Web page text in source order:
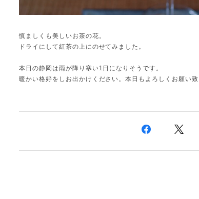
慎ましくも美しいお茶の花。
ドライにして紅茶の上にのせてみました。
本日の静岡は雨が降り寒い1日になりそうです。
暖かい格好をしお出かけください。本日もよろしくお願い致